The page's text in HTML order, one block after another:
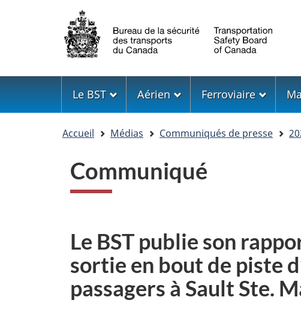
Sélection
de
la
langue
Menu
Le BST Aérien Ferroviaire
Accueil Médias Communiqués de presse
Communiqué
Le BST publie son
sortie en bout de piste
passagers à Sault Ste.